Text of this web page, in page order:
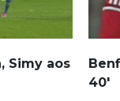
Simy aos
40'